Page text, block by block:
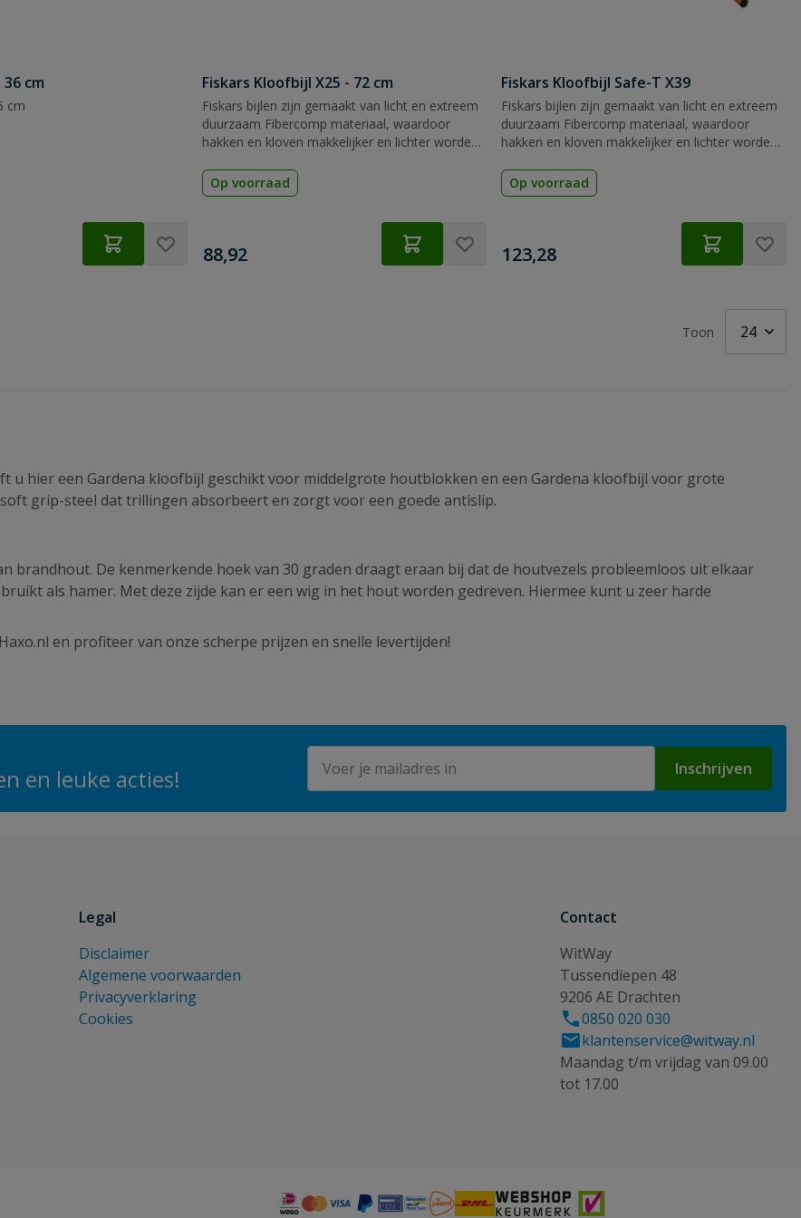
cm
cm
Fiskars Kloofbijl X25 - 72 cm
Fiskars bijlen zijn gemaakt van licht en extreem
duurzaam Fibercomp materiaal, waardoor
hakken en kloven makkelijker en lichter worden
Op voorraad
€
88,92
Fiskars Kloofbijl Safe-T X39
Fiskars bijlen zijn gemaakt van licht en extreem
duurzaam Fibercomp materiaal, waardoor
hakken en kloven makkelijker en lichter worden
Op voorraad
€
123,28
Toon
u hier een Gardena kloofbijl geschikt voor middelgrote houtblokken en een Gardena kloofbijl voor grote
grip-steel dat trillingen absorbeert en zorgt voor een goede antislip.
De kenmerkende hoek van 30 graden draagt eraan bij dat de houtvezels probleemloos uit elkaar
als hamer. Met deze zijde kan er een wig in het hout worden gedreven. Hiermee kunt u zeer harde
en profiteer van onze scherpe prijzen en snelle levertijden!
en leuke acties! Inschrijven
Legal
Disclaimer
Algemene voorwaarden
Privacyverklaring
Cookies
Contact
WitWay
Tussendiepen 48
9206 AE Drachten
0850 020 030
klantenservice@witway.nl
Maandag t/m vrijdag van 09.00
tot 17.00